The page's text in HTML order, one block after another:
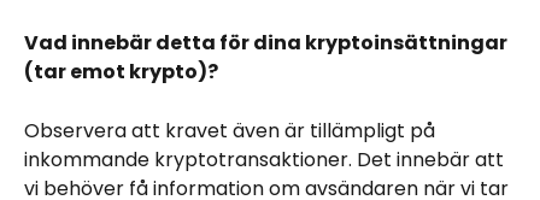
Vad innebär detta för dina kryptoinsättningar
(tar emot krypto)?
Observera att kravet även är tillämpligt på
inkommande kryptotransaktioner. Det innebär att
vi behöver få information om avsändaren när vi tar